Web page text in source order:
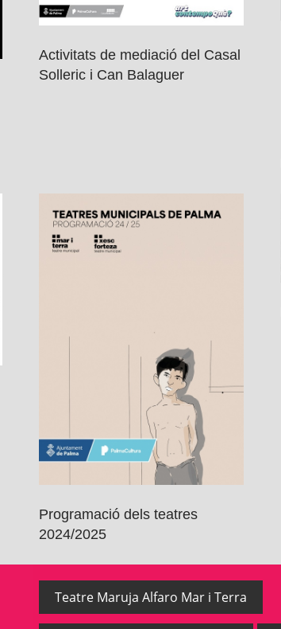
Activitats de mediació del Casal
Solleric i Can Balaguer
Programació dels teatres
2024/2025
Teatre Maruja Alfaro Mar i Terra